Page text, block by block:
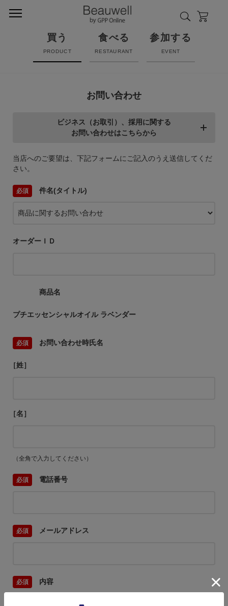
買う
PRODUCT
食べる
RESTAURANT
参加する
EVENT
お問い合わせ
ビジネス（お取引）、採用に関する
お問い合わせはこちらから
当店へのご要望は、下記フォームにご記入のうえ送信してくだ
さい。
件名(タイトル)
オーダーＩＤ
商品名
プチエッセンシャルオイル ラベンダー
お問い合わせ時氏名
［姓］
［名］
（全角で入力してください）
電話番号
メールアドレス
内容